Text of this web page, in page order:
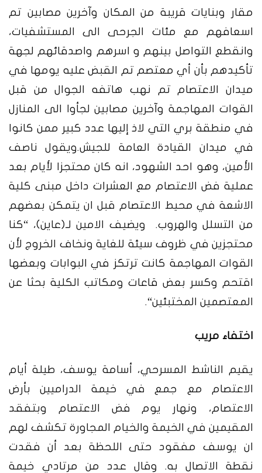
مقار وبنايات قريبة من المكان وآخرين مصابين تم
اسعافهم مع مئات الجرحى الى المستشفيات،
وانقطع التواصل بينهم و اسرهم واصدقائهم لجهة
تأكيدهم بأن أي معتصم تم القبض عليه يومها في
ميدان الاعتصام تم نهب هاتفه الجوال من قبل
القوات المهاجمة وآخرين مصابين لجأوا الى المنازل
في منطقة بري التي لاذ إليها عدد كبير ممن كانوا
في ميدان القيادة العامة للجيش.ويقول ناصف
الأمين، وهو احد الشهود، انه كان محتجزا لأيام بعد
عملية فض الاعتصام مع العشرات داخل مبنى كلية
الاشعة في محيط الاعتصام قبل ان يتمكن بعضهم
من التسلل والهروب. ويضيف الامين لـ(عاين)، “كنا
محتجزين في ظروف سيئة للغاية ونخاف الخروج لأن
القوات المهاجمة كانت ترتكز في البوابات وبعضها
اقتحم وكسر بعض قاعات ومكاتب الكلية بحثا عن
المعتصمين المختبئين“.
اختفاء مريب
يقيم الناشط المسرحي، أسامة يوسف، طيلة أيام
الاعتصام مع جمع في خيمة الدراميين بأرض
الاعتصام، ونهار يوم فض الاعتصام وبتفقد
المقيمين في الخيمة والخيام المجاورة تكشف لهم
ان يوسف مفقود حتى اللحظة بعد أن فقدت
نقطة الاتصال به. وقال عدد من مرتادي خيمة